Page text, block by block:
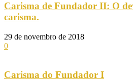
Carisma de Fundador II: O
carisma.
29 de novembro de 2018
0
Carisma do Fundador I